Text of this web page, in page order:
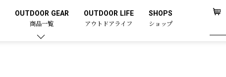
OUTDOOR GEAR
商品一覧
OUTDOOR LIFE
アウトドアライフ
SHOPS
ショップ